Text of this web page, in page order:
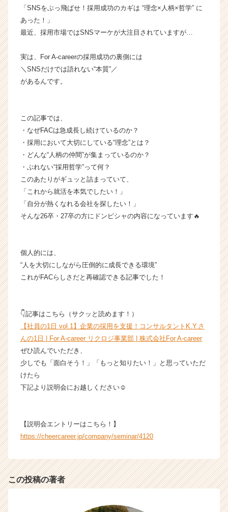
A
c
r
e
ム
ラ
ン】
|
ベ
ン
チ
ャ
業
か
ト
が
く
活
チ
ア
ャ
「SNSをぶっ飛ばせ！採用成功のカギは “理念×人柄×哲学” に
あった！」
最近、採用市場ではSNSマーケが大注目されていますが…
実は、For A-careerの採用成功の裏側には
＼SNSだけでは語れない“本質”／
があるんです。
この記事では、
・なぜFACは急成長し続けているのか？
・採用において大切にしている“理念”とは？
・どんな“人柄の仲間”が集まっているのか？
・ぶれない“採用哲学”って何？
このあたりがギュッと詰まっていて、
「これから就活を本気でしたい！」
「自分が熱くなれる会社を探したい！」
そんな26卒・27卒の方にドンピシャの内容になっています🔥
個人的には、
“人を大切にしながら圧倒的に成長できる環境”
これがFACらしさだと再確認できる記事でした！
👇記事はこちら（サクッと読めます！）
【社員の1日 vol.1】企業の採用を支援！コンサルタントK.Y.さ
んの1日 | For A-career リクロジ事業部 | 株式会社For A-career
ぜひ読んでいただき、
少しでも「面白そう！」「もっと知りたい！」と思っていただ
けたら
下記より説明会にお越しください☺️
【説明会エントリーはこちら！】
https://cheercareer.jp/company/seminar/4120
この投稿の著者